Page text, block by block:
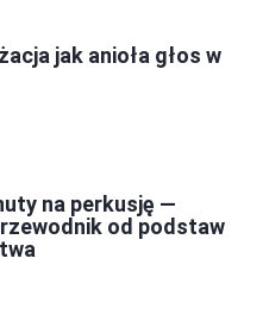
jak anioła głos w
na perkusję —
od podstaw